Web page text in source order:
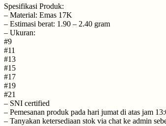
Spesifikasi Produk:
– Material: Emas 17K
– Estimasi berat: 1.90 – 2.40 gram
– Ukuran:
#9
#11
#13
#15
#17
#19
#21
– SNI certified
– ⁠Pemesanan produk pada hari jumat di atas jam
– ⁠Tanyakan ketersediaan stok via chat ke admin